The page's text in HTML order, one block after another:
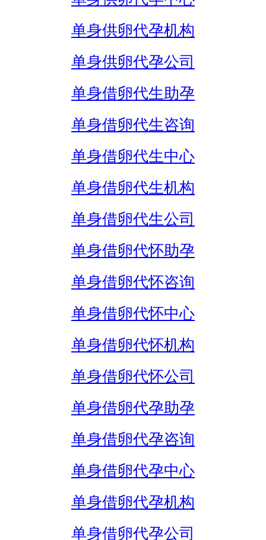
单身供卵代孕机构
单身供卵代孕公司
单身借卵代生助孕
单身借卵代生咨询
单身借卵代生中心
单身借卵代生机构
单身借卵代生公司
单身借卵代怀助孕
单身借卵代怀咨询
单身借卵代怀中心
单身借卵代怀机构
单身借卵代怀公司
单身借卵代孕助孕
单身借卵代孕咨询
单身借卵代孕中心
单身借卵代孕机构
单身借卵代孕公司